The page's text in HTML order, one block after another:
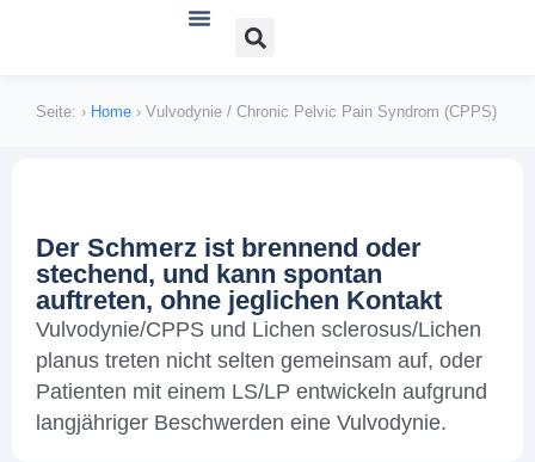
Seite: › Home › Vulvodynie / Chronic Pelvic Pain Syndrom (CPPS)
Der Schmerz ist brennend oder
stechend, und kann spontan
auftreten, ohne jeglichen Kontakt
Vulvodynie/CPPS und Lichen sclerosus/Lichen
planus treten nicht selten gemeinsam auf, oder
Patienten mit einem LS/LP entwickeln aufgrund
langjähriger Beschwerden eine Vulvodynie.